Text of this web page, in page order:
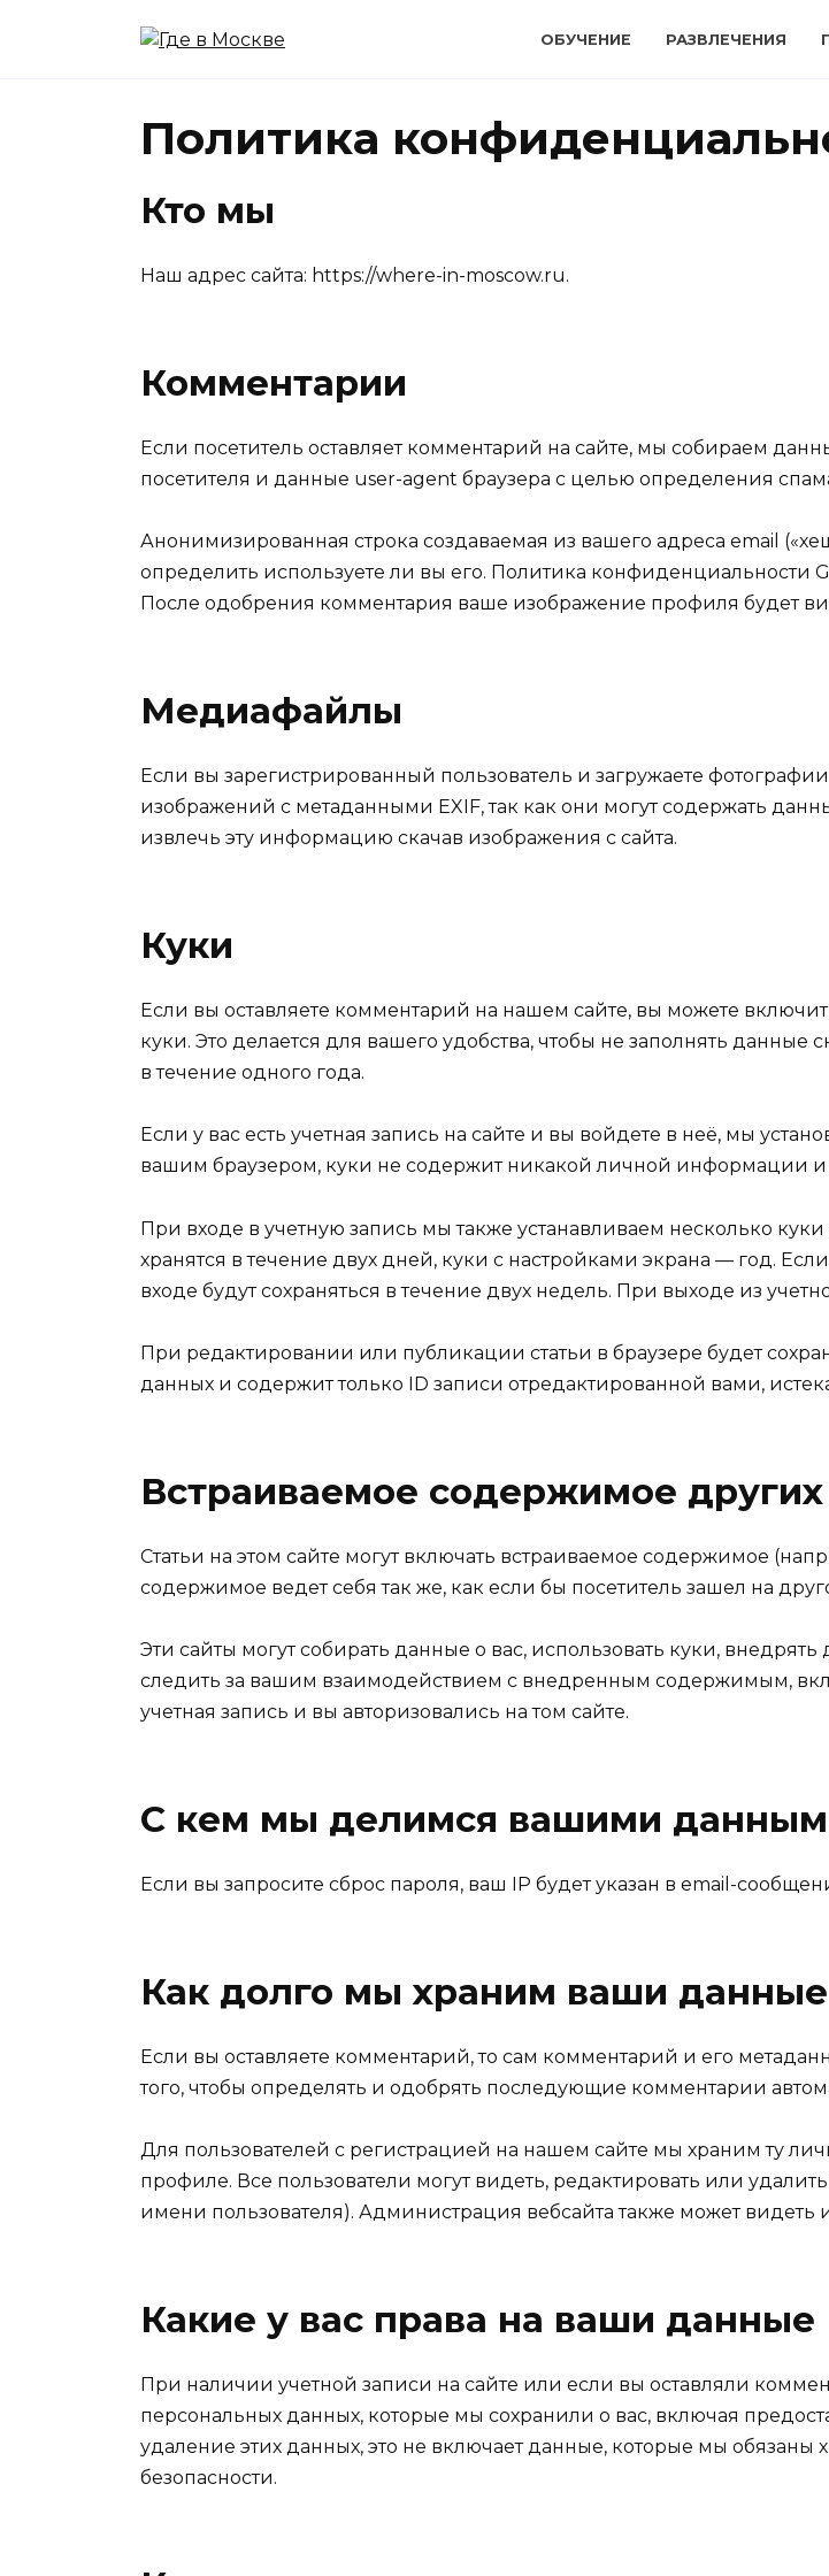
ОБУЧЕНИЕ РАЗВЛЕЧЕНИЯ
Политика
Кто мы
Наш адрес сайта: https://where-in-moscow.ru.
Комментарии
Если посетитель оставляет комментарий на сайте, мы собираем
посетителя и данные user-agent браузера с целью определения
Анонимизированная строка создаваемая из вашего адреса email
определить используете ли вы его. Политика конфиденциальности
После одобрения комментария ваше изображение профиля будет
Медиафайлы
Если вы зарегистрированный пользователь и загружаете
изображений с метаданными EXIF, так как они могут содержать
извлечь эту информацию скачав изображения с сайта.
Куки
Если вы оставляете комментарий на нашем сайте, вы можете
куки. Это делается для вашего удобства, чтобы не заполнять
в течение одного года.
Если у вас есть учетная запись на сайте и вы войдете в неё, мы
вашим браузером, куки не содержит никакой личной информации и
При входе в учетную запись мы также устанавливаем несколько
хранятся в течение двух дней, куки с настройками экрана — год.
входе будут сохраняться в течение двух недель. При выходе из
При редактировании или публикации статьи в браузере будет
данных и содержит только ID записи отредактированной вами,
Встраиваемое содержимое других
Статьи на этом сайте могут включать встраиваемое содержимое
содержимое ведет себя так же, как если бы посетитель зашел на
Эти сайты могут собирать данные о вас, использовать куки,
следить за вашим взаимодействием с внедренным содержимым,
учетная запись и вы авторизовались на том сайте.
С кем мы делимся вашими
Если вы запросите сброс пароля, ваш IP будет указан в email-
Как долго мы храним ваши данные
Если вы оставляете комментарий, то сам комментарий и его
того, чтобы определять и одобрять последующие комментарии
Для пользователей с регистрацией на нашем сайте мы храним ту
профиле. Все пользователи могут видеть, редактировать или
имени пользователя). Администрация вебсайта также может
Какие у вас права на ваши данные
При наличии учетной записи на сайте или если вы оставляли
персональных данных, которые мы сохранили о вас, включая
удаление этих данных, это не включает данные, которые мы обязаны
безопасности.